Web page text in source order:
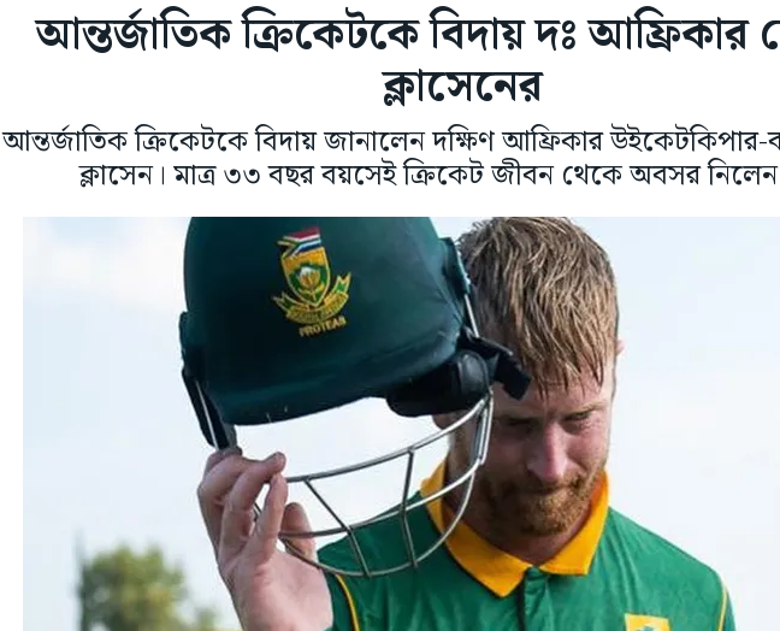
আন্তর্জাতিক ক্রিকেটকে বিদায় দঃ আফ্রিকার
ক্লাসেনের
আন্তর্জাতিক ক্রিকেটকে বিদায় জানালেন দক্ষিণ আফ্রিকার উইকেটকিপার-
ক্লাসেন। মাত্র ৩৩ বছর বয়সেই ক্রিকেট জীবন থেকে অবসর নিলেন